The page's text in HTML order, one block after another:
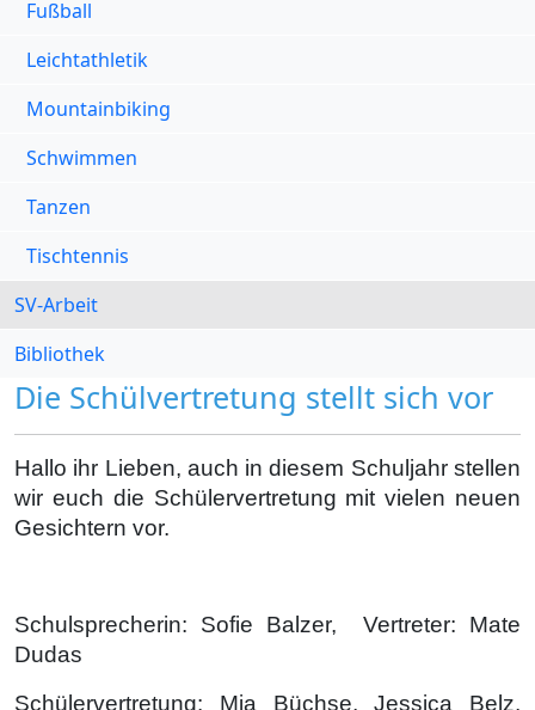
Fußball
Leichtathletik
Mountainbiking
Schwimmen
Tanzen
Tischtennis
SV-Arbeit
Bibliothek
Die Schülvertretung stellt sich vor
Hallo ihr Lieben, auch in diesem Schuljahr stellen
wir euch die Schülervertretung mit vielen neuen
Gesichtern vor.
Schulsprecherin: Sofie Balzer, Vertreter: Mate
Dudas
Schülervertretung: Mia Büchse, Jessica Belz,